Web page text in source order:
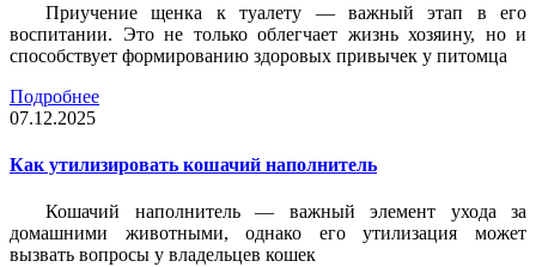
Приучение щенка к туалету — важный этап в его
воспитании. Это не только облегчает жизнь хозяину, но и
способствует формированию здоровых привычек у питомца
Подробнее
07.12.2025
Как утилизировать кошачий наполнитель
Кошачий наполнитель — важный элемент ухода за
домашними животными, однако его утилизация может
вызвать вопросы у владельцев кошек